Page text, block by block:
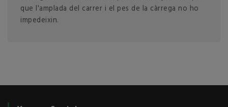
que l'amplada del carrer i el pes de la càrrega no ho
impedeixin.